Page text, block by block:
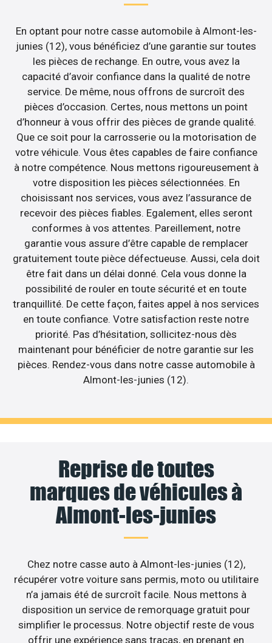
En optant pour notre casse automobile à Almont-les-
junies (12), vous bénéficiez d’une garantie sur toutes
les pièces de rechange. En outre, vous avez la
capacité d’avoir confiance dans la qualité de notre
service. De même, nous offrons de surcroît des
pièces d’occasion. Certes, nous mettons un point
d’honneur à vous offrir des pièces de grande qualité.
Que ce soit pour la carrosserie ou la motorisation de
votre véhicule. Vous êtes capables de faire confiance
à notre compétence. Nous mettons rigoureusement à
votre disposition les pièces sélectionnées. En
choisissant nos services, vous avez l’assurance de
recevoir des pièces fiables. Egalement, elles seront
conformes à vos attentes. Pareillement, notre
garantie vous assure d’être capable de remplacer
gratuitement toute pièce défectueuse. Aussi, cela doit
être fait dans un délai donné. Cela vous donne la
possibilité de rouler en toute sécurité et en toute
tranquillité. De cette façon, faites appel à nos services
en toute confiance. Votre satisfaction reste notre
priorité. Pas d’hésitation, sollicitez-nous dès
maintenant pour bénéficier de notre garantie sur les
pièces. Rendez-vous dans notre casse automobile à
Almont-les-junies (12).
Reprise de toutes
marques de véhicules à
Almont-les-junies
Chez notre casse auto à Almont-les-junies (12),
récupérer votre voiture sans permis, moto ou utilitaire
n’a jamais été de surcroît facile. Nous mettons à
disposition un service de remorquage gratuit pour
simplifier le processus. Notre objectif reste de vous
offrir une expérience sans tracas, en prenant en